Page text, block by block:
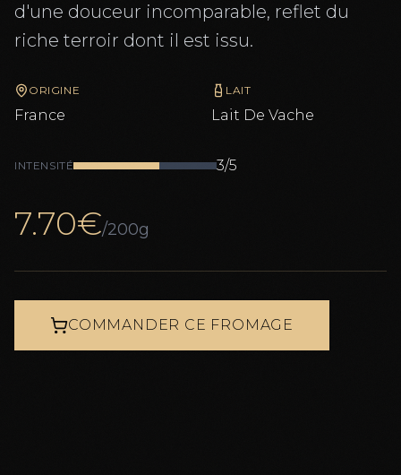
d'une douceur incomparable, reflet du
riche terroir dont il est issu.
ORIGINE
France
LAIT
Lait De Vache
INTENSITÉ 3/5
7.70€/200g
COMMANDER CE FROMAGE